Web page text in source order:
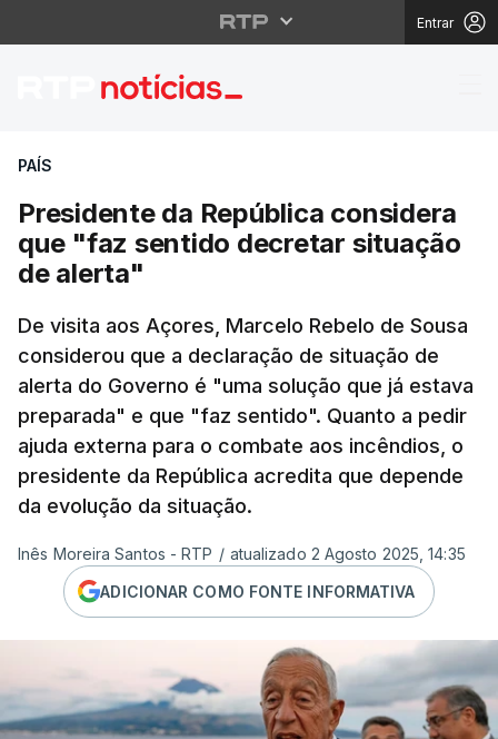
Entrar
Presidente da
PAÍS
Presidente da República considera
que "faz sentido decretar situação
de alerta"
De visita aos Açores, Marcelo Rebelo de Sousa
considerou que a declaração de situação de
alerta do Governo é "uma solução que já estava
preparada" e que "faz sentido". Quanto a pedir
ajuda externa para o combate aos incêndios, o
presidente da República acredita que depende
da evolução da situação.
Inês Moreira Santos - RTP / atualizado 2 Agosto 2025, 14:35
ADICIONAR COMO FONTE INFORMATIVA